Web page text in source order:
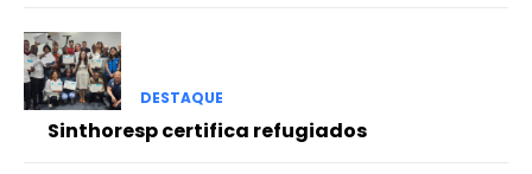
DESTAQUE
Sinthoresp certifica refugiados